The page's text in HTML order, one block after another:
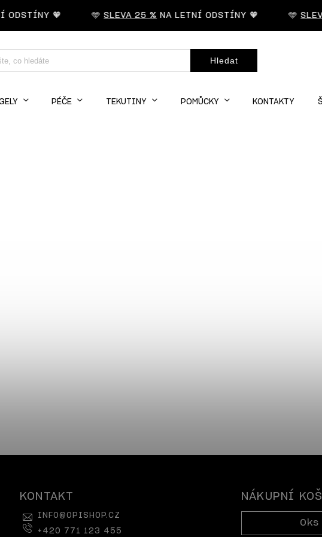
🧡 🩵SLEVA 25 %NA LETNÍ ODSTÍNY 🧡 🩵
Hledat
PÉČE TEKUTINY POMŮCKY KONTAKTY
KONTAKT
INFO@OPISHOP.CZ
+420 771 123 455
NÁKUPNÍ
0 ks